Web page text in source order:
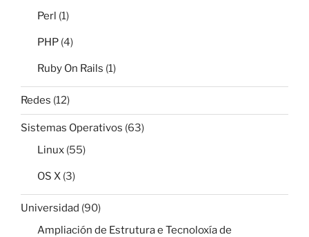
Perl (1)
PHP (4)
Ruby On Rails (1)
Redes (12)
Sistemas Operativos (63)
Linux (55)
OS X (3)
Universidad (90)
Ampliación de Estrutura e Tecnoloxía de